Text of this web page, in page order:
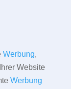
Werbung,
Website
Werbung